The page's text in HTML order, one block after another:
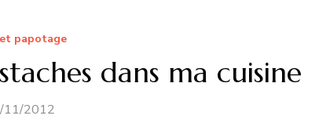
papotage
dans ma cuisine
11/2012